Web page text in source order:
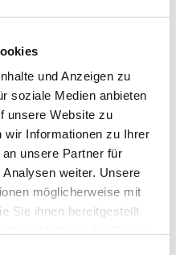
und Anzeigen zu
soziale Medien anbieten
unsere Website zu
wir Informationen zu Ihrer
unsere Partner für
weiter. Unsere
möglicherweise mit
Sie ihnen bereitgestellt
konsequenten Asyl-
von max. 330
gemeinnützige
einer symbolischen
Stunde. Das
einführen